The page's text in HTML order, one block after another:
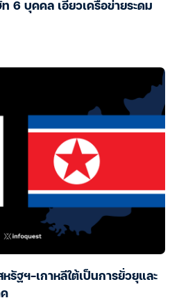
6 บุคคล เอี่ยวเครือข่ายระดม
รัฐฯ–เกาหลีใต้เป็นการยั่วยุและ